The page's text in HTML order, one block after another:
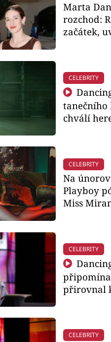
Marta
rozchod:
začátek,
CELEBRITY
chválí
CELEBRITY
Na
Playboy
Miss
CELEBRITY
přirovnal
CELEBRITY